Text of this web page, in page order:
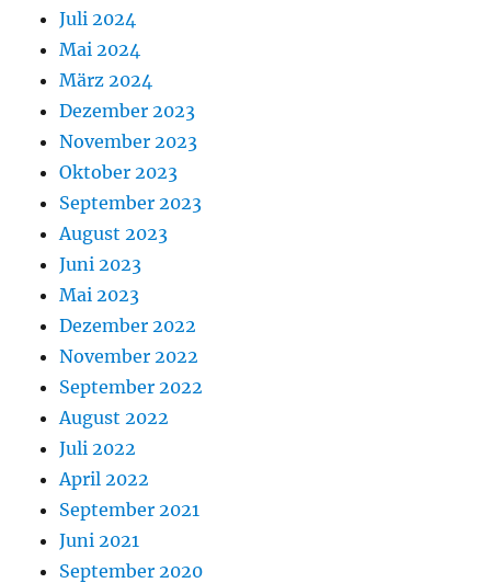
Juli 2024
Mai 2024
März 2024
Dezember 2023
November 2023
Oktober 2023
September 2023
August 2023
Juni 2023
Mai 2023
Dezember 2022
November 2022
September 2022
August 2022
Juli 2022
April 2022
September 2021
Juni 2021
September 2020